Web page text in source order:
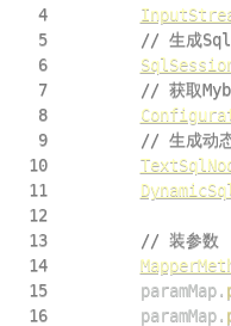
4
5
// 生成
6
7
// 获取
8
9
// 生成动
10
11
12
13
// 装参数
14
15
        paramMap
.
16
        paramMap
.